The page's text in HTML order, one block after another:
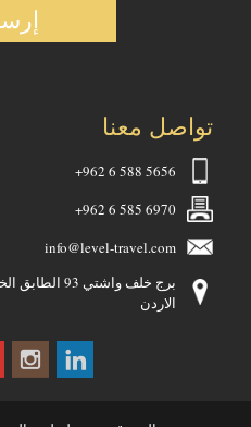
تواصل معنا
+962 6 588 5656
+962 6 585 6970
info@level-travel.com
برج خلف
الاردن